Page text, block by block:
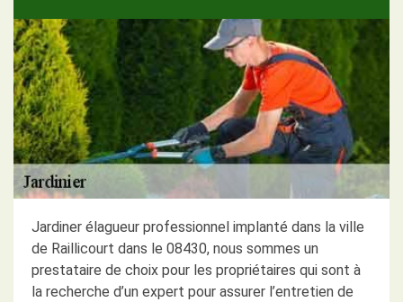
Jardiner élagueur professionnel implanté dans la ville
de Raillicourt dans le 08430, nous sommes un
prestataire de choix pour les propriétaires qui sont à
la recherche d’un expert pour assurer l’entretien de